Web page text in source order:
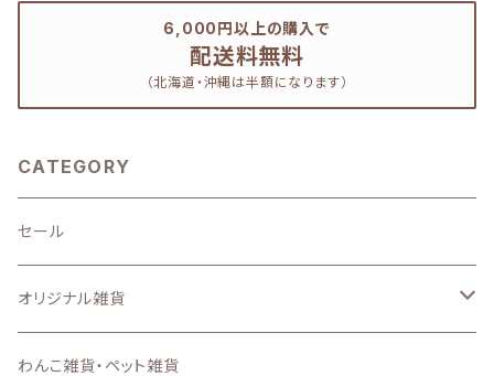
6,000円以上の購入で
配送料無料
（北海道・沖縄は半額になります）
CATEGORY
セール
オリジナル雑貨
キーホルダー
わんこ雑貨・ペット雑貨